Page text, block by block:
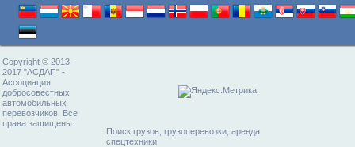
Copyright © 2013 -
2017 "АСДАП" -
Ассоциация
добросовестных
автомобильных
перевозчиков. Все
права защищены.
Поиск грузов, грузоперевозки, аренда
спецтехники.